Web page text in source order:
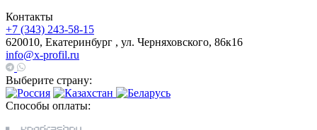
Контакты
+7 (343) 243-58-15
620010, Екатеринбург , ул. Черняховского, 86к16
info@x-profil.ru
Выберите страну:
Способы оплаты: